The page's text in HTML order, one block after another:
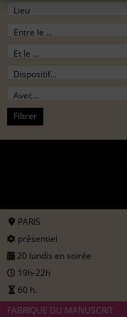
Filtrer
PARIS
présentiel
20 lundis en soirée
19h-22h
60 h.
FABRIQUE DU MANUSCRIT